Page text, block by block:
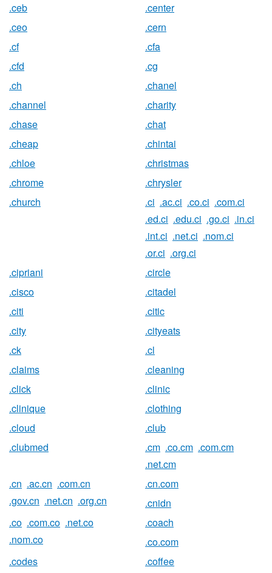
.ceb
.center
.ceo
.cern
.cf
.cfa
.cfd
.cg
.ch
.chanel
.channel
.charity
.chase
.chat
.cheap
.chintai
.chloe
.christmas
.chrome
.chrysler
.church
.ci .ac.ci .co.ci .com.ci
.ed.ci .edu.ci .go.ci .in.ci
.int.ci .net.ci .nom.ci
.or.ci .org.ci
.cipriani
.circle
.cisco
.citadel
.citi
.citic
.city
.cityeats
.ck
.cl
.claims
.cleaning
.click
.clinic
.clinique
.clothing
.cloud
.club
.clubmed
.cm .co.cm .com.cm
.net.cm
.cn .ac.cn .com.cn
.gov.cn .net.cn .org.cn
.cn.com
.cnidn
.co .com.co .net.co
.nom.co
.coach
.co.com
.codes
.coffee